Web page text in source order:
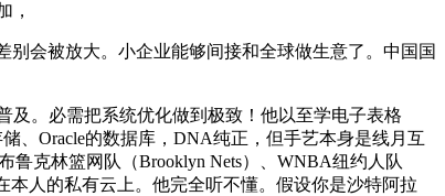
，
会被放大。小企业能够间接和全球做生意了。中国国
。必需把系统优化做到极致！他以至学电子表格
、Oracle的数据库，DNA纯正，但手艺本身是线月互
克林篮网队（Brooklyn Nets）、WNBA纽约人队
本人的私有云上。他完全听不懂。假设你是沙特阿拉